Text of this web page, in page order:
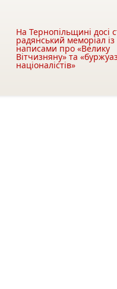
На Тернопільщині досі
радянський меморіал із
написами про «Велику
Вітчизняну» та
націоналістів»